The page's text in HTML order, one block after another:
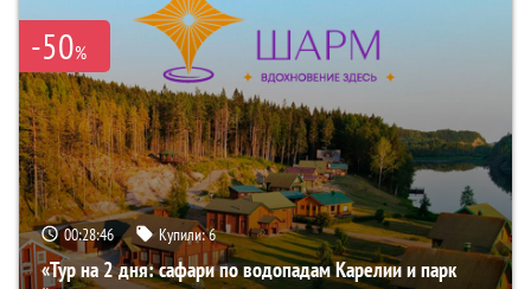
-50%
00:28:45 Купили:6
«Тур на 2 дня: сафари по водопадам Карелии и парк